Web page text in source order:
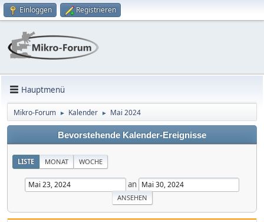
Einloggen Registrieren
Hauptmenü
Mikro-Forum ► Kalender ► Mai 2024
Bevorstehende Kalender-Ereignisse
LISTE MONAT WOCHE
an